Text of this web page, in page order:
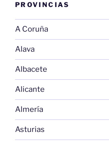
PROVINCIAS
A Coruña
Alava
Albacete
Alicante
Almería
Asturias